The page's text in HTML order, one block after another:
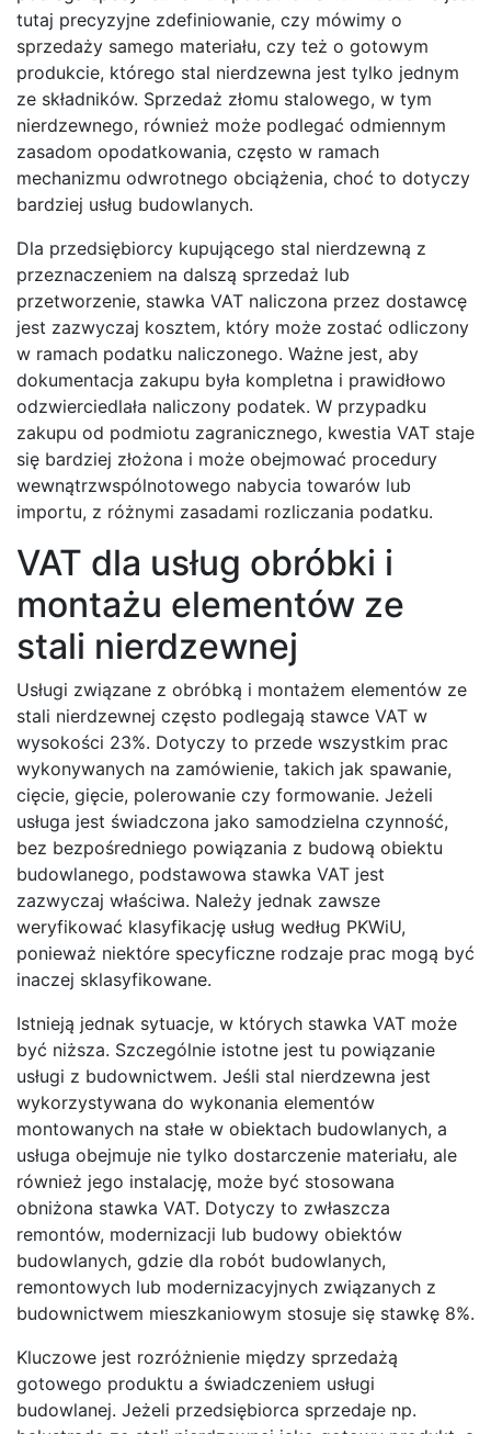
tutaj precyzyjne zdefiniowanie, czy mówimy o
sprzedaży samego materiału, czy też o gotowym
produkcie, którego stal nierdzewna jest tylko jednym
ze składników. Sprzedaż złomu stalowego, w tym
nierdzewnego, również może podlegać odmiennym
zasadom opodatkowania, często w ramach
mechanizmu odwrotnego obciążenia, choć to dotyczy
bardziej usług budowlanych.
Dla przedsiębiorcy kupującego stal nierdzewną z
przeznaczeniem na dalszą sprzedaż lub
przetworzenie, stawka VAT naliczona przez dostawcę
jest zazwyczaj kosztem, który może zostać odliczony
w ramach podatku naliczonego. Ważne jest, aby
dokumentacja zakupu była kompletna i prawidłowo
odzwierciedlała naliczony podatek. W przypadku
zakupu od podmiotu zagranicznego, kwestia VAT staje
się bardziej złożona i może obejmować procedury
wewnątrzwspólnotowego nabycia towarów lub
importu, z różnymi zasadami rozliczania podatku.
VAT dla usług obróbki i
montażu elementów ze
stali nierdzewnej
Usługi związane z obróbką i montażem elementów ze
stali nierdzewnej często podlegają stawce VAT w
wysokości 23%. Dotyczy to przede wszystkim prac
wykonywanych na zamówienie, takich jak spawanie,
cięcie, gięcie, polerowanie czy formowanie. Jeżeli
usługa jest świadczona jako samodzielna czynność,
bez bezpośredniego powiązania z budową obiektu
budowlanego, podstawowa stawka VAT jest
zazwyczaj właściwa. Należy jednak zawsze
weryfikować klasyfikację usług według PKWiU,
ponieważ niektóre specyficzne rodzaje prac mogą być
inaczej sklasyfikowane.
Istnieją jednak sytuacje, w których stawka VAT może
być niższa. Szczególnie istotne jest tu powiązanie
usługi z budownictwem. Jeśli stal nierdzewna jest
wykorzystywana do wykonania elementów
montowanych na stałe w obiektach budowlanych, a
usługa obejmuje nie tylko dostarczenie materiału, ale
również jego instalację, może być stosowana
obniżona stawka VAT. Dotyczy to zwłaszcza
remontów, modernizacji lub budowy obiektów
budowlanych, gdzie dla robót budowlanych,
remontowych lub modernizacyjnych związanych z
budownictwem mieszkaniowym stosuje się stawkę 8%.
Kluczowe jest rozróżnienie między sprzedażą
gotowego produktu a świadczeniem usługi
budowlanej. Jeżeli przedsiębiorca sprzedaje np.